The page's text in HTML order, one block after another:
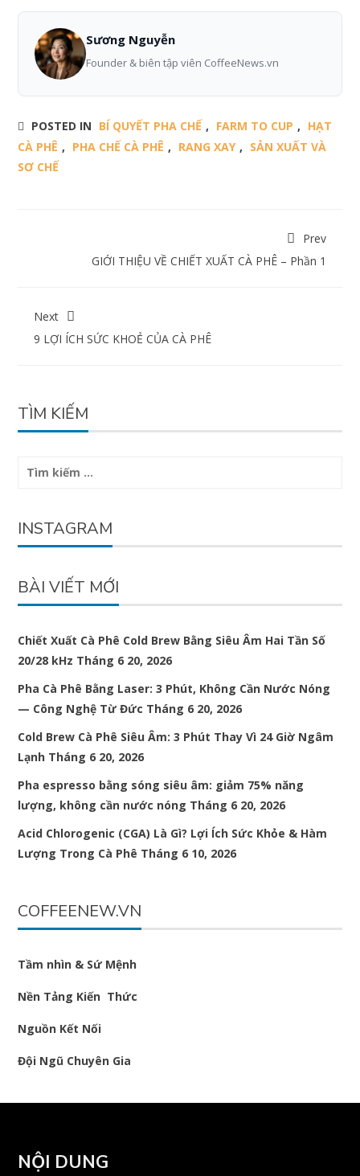
Sương Nguyễn
Founder & biên tập viên CoffeeNews.vn
POSTED IN BÍ QUYẾT PHA CHẾ , FARM TO CUP , HẠT
CÀ PHÊ , PHA CHẾ CÀ PHÊ , RANG XAY , SẢN XUẤT VÀ
SƠ CHẾ
Prev
GIỚI THIỆU VỀ CHIẾT XUẤT CÀ PHÊ – Phần 1
Next
9 LỢI ÍCH SỨC KHOẺ CỦA CÀ PHÊ
TÌM KIẾM
Tìm
INSTAGRAM
BÀI VIẾT MỚI
Chiết Xuất Cà Phê Cold Brew Bằng Siêu Âm Hai Tần Số
20/28 kHz Tháng 6 20, 2026
Pha Cà Phê Bằng Laser: 3 Phút, Không Cần Nước Nóng
— Công Nghệ Từ Đức Tháng 6 20, 2026
Cold Brew Cà Phê Siêu Âm: 3 Phút Thay Vì 24 Giờ Ngâm
Lạnh Tháng 6 20, 2026
Pha espresso bằng sóng siêu âm: giảm 75% năng
lượng, không cần nước nóng Tháng 6 20, 2026
Acid Chlorogenic (CGA) Là Gì? Lợi Ích Sức Khỏe & Hàm
Lượng Trong Cà Phê Tháng 6 10, 2026
COFFEENEW.VN
Tầm nhìn & Sứ Mệnh
Nền Tảng Kiến Thức
Nguồn Kết Nối
Đội Ngũ Chuyên Gia
NỘI DUNG